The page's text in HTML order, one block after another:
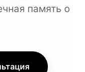
память о